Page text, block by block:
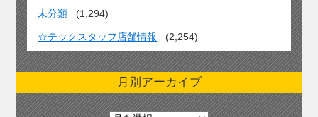
未分類 (1,294)
☆テックスタッフ店舗情報 (2,254)
月別アーカイブ
月